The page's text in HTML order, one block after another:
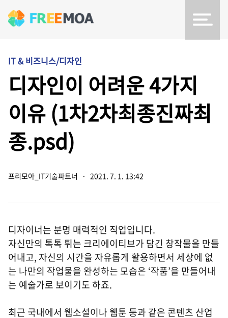
IT & 비즈니스/디자인
디자인이 어려운 4가지
이유 (1차2차최종진짜최
종.psd)
프리모아_IT기술파트너 · 2021. 7. 1. 13:42
디자이너는 분명 매력적인 직업입니다.
자신만의 톡톡 튀는 크리에이티브가 담긴 창작물을 만들
어내고, 자신의 시간을 자유롭게 활용하면서 세상에 없
는 나만의 작업물을 완성하는 모습은 ‘작품’을 만들어내
는 예술가로 보이기도 하죠.
최근 국내에서 웹소설이나 웹툰 등과 같은 콘텐츠 산업